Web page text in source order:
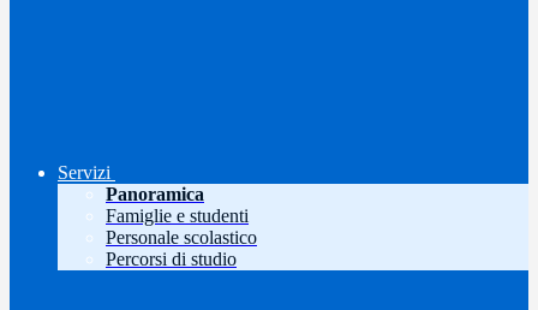
Servizi
Panoramica
Famiglie e studenti
Personale scolastico
Percorsi di studio